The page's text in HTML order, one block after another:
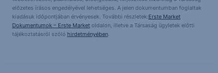
előzetes írásos engedélyével lehetséges. A jelen dokumentumban foglaltak
kiadásuk időpontjában érvényesek. További részletek:Erste Market
Dokumentumok – Erste Marketoldalon, illetve a Társaság ügyletek előtti
tájékoztatásról szóló hirdetményében.